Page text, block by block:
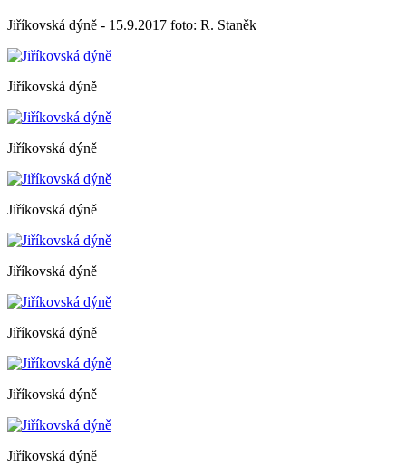
Jiříkovská dýně - 15.9.2017 foto: R. Staněk
Jiříkovská dýně
Jiříkovská dýně
Jiříkovská dýně
Jiříkovská dýně
Jiříkovská dýně
Jiříkovská dýně
Jiříkovská dýně